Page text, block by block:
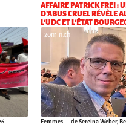
AFFAIRE PATRICK FREI :
D’ABUS CRUEL RÉVÈLE
L’UDC ET L’ÉTAT
20min.ch
Femmes— de Sereina Weber,